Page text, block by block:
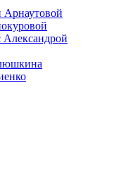
Арнаутовой
Александрой